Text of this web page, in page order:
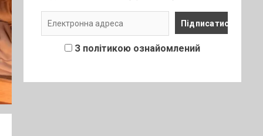
З політикою ознайомлений